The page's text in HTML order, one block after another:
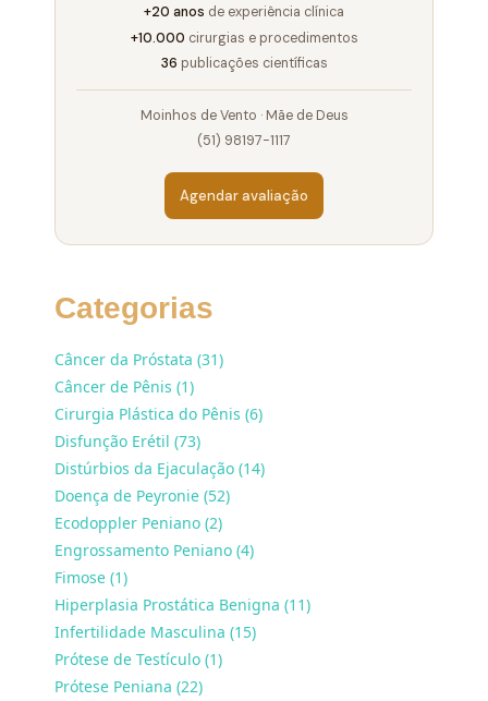
+20 anos de experiência clínica
+10.000 cirurgias e procedimentos
36 publicações científicas
Moinhos de Vento · Mãe de Deus
(51) 98197-1117
Agendar avaliação
Categorias
Câncer da Próstata (31)
Câncer de Pênis (1)
Cirurgia Plástica do Pênis (6)
Disfunção Erétil (73)
Distúrbios da Ejaculação (14)
Doença de Peyronie (52)
Ecodoppler Peniano (2)
Engrossamento Peniano (4)
Fimose (1)
Hiperplasia Prostática Benigna (11)
Infertilidade Masculina (15)
Prótese de Testículo (1)
Prótese Peniana (22)